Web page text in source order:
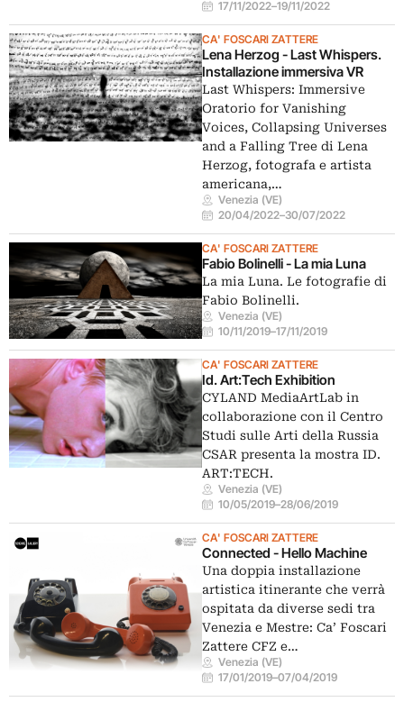
17/11/2022–19/11/2022
CA' FOSCARI ZATTERE
Lena Herzog - Last Whispers.
Installazione immersiva VR
Last Whispers: Immersive
Oratorio for Vanishing
Voices, Collapsing Universes
and a Falling Tree di Lena
Herzog, fotografa e artista
americana,…
Venezia (VE)
20/04/2022–30/07/2022
CA' FOSCARI ZATTERE
Fabio Bolinelli - La mia Luna
La mia Luna. Le fotografie di
Fabio Bolinelli.
Venezia (VE)
10/11/2019–17/11/2019
CA' FOSCARI ZATTERE
Id. Art:Tech Exhibition
CYLAND MediaArtLab in
collaborazione con il Centro
Studi sulle Arti della Russia
CSAR presenta la mostra ID.
ART:TECH.
Venezia (VE)
10/05/2019–28/06/2019
CA' FOSCARI ZATTERE
Connected - Hello Machine
Una doppia installazione
artistica itinerante che verrà
ospitata da diverse sedi tra
Venezia e Mestre: Ca’ Foscari
Zattere CFZ e…
Venezia (VE)
17/01/2019–07/04/2019